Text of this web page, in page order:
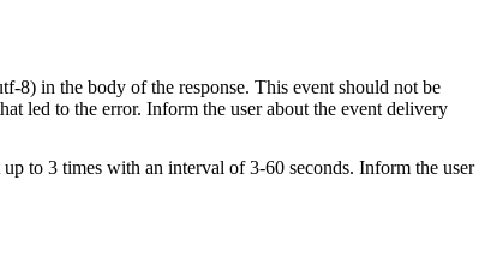
8) in the body of the response. This event should not be
led to the error. Inform the user about the event delivery
to 3 times with an interval of 3-60 seconds. Inform the user